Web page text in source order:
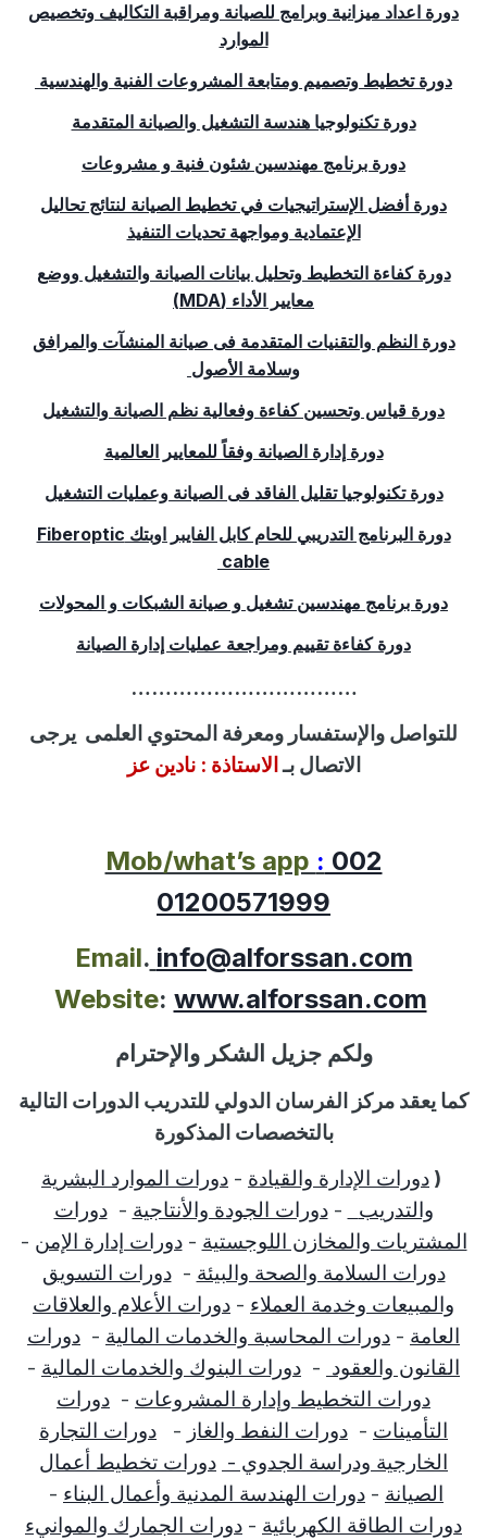
دورة اعداد ميزانية وبرامج للصيانة ومراقبة التكاليف وتخصيص
الموارد
دورة تخطيط وتصميم ومتابعة المشروعات الفنية والهندسية
دورة تكنولوجيا هندسة التشغيل والصيانة المتقدمة
دورة برنامج مهندسين شئون فنية و مشروعات
دورة أفضل الإستراتيجيات في تخطيط الصيانة لنتائج تحاليل
الإعتمادية ومواجهة تحديات التنفيذ
دورة كفاءة التخطيط وتحليل بيانات الصيانة والتشغيل ووضع
معايير الأداء ( MDA
)
دورة النظم والتقنيات المتقدمة فى صيانة المنشآت والمرافق
وسلامة الأصول
دورة قياس وتحسين كفاءة وفعالية نظم الصيانة والتشغيل
دورة إدارة الصيانة وفقاً للمعايير العالمية
دورة تكنولوجيا تقليل الفاقد فى الصيانة وعمليات التشغيل
دورة البرنامج التدريبي للحام كابل الفايبر اوبتك Fiberoptic
cable
دورة برنامج مهندسين تشغيل و صيانة الشبكات و المحولات
دورة كفاءة تقييم ومراجعة عمليات إدارة الصيانة
……………………………
للتواصل والإستفسار ومعرفة المحتوي العلمى
يرجى
الاتصال بـالاستاذة : نادين عز
Mob/what’s app: 002
01200571999
Email. info@alforssan.com
Website:www.alforssan.com
ولكم جزيل الشكر والإحترام
كما يعقد مركز الفرسان الدولي للتدريب الدورات التالية
بالتخصصات المذكورة
( دورات الإدارة والقيادة - دورات الموارد البشرية
والتدريب
- دورات الجودة والأنتاجية-
دورات
المشتريات والمخازن اللوجستية- دورات إدارة الإمن-
دورات السلامة والصحة والبيئة-
دورات التسويق
والمبيعات وخدمة العملاء- دورات الأعلام والعلاقات
العامة- دورات المحاسبة والخدمات المالية-
دورات
القانون والعقود - دورات البنوك والخدمات المالية-
دورات التخطيط وإدارة المشروعات-
دورات
التأمينات- دورات النفط والغاز -
دورات التجارة
الخارجية ودراسة الجدوي - دورات تخطيط أعمال
الصيانة- دورات الهندسة المدنية وأعمال البناء-
دورات الطاقة الكهربائية- دورات الجمارك والموانيء